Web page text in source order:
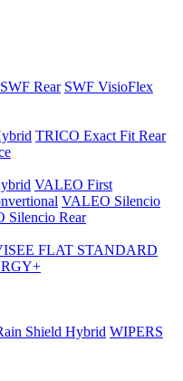
SWF Rear SWF VisioFlex
TRICO Exact Fit Rear
VALEO First
VALEO Silencio
Silencio Rear
FLAT STANDARD
Shield Hybrid WIPERS